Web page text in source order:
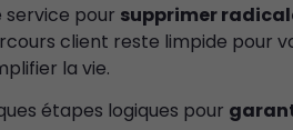
service pour supprimer
client reste limpide pour
la vie.
étapes logiques pour
site
fonction
est